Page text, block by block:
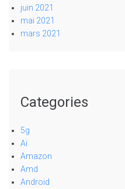
juin 2021
mai 2021
mars 2021
Categories
5g
Ai
Amazon
Amd
Android